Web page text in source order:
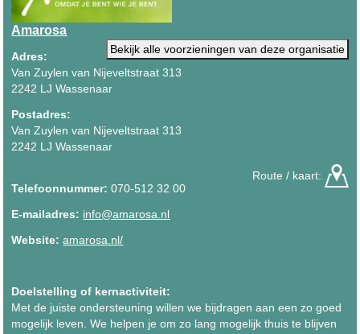
Amarosa
Bekijk alle voorzieningen van deze organisatie
Adres:
Van Zuylen van Nijeveltstraat 313
2242 LJ Wassenaar
Postadres:
Van Zuylen van Nijeveltstraat 313
2242 LJ Wassenaar
Route / kaart:
Telefoonnummer: 070-512 32 00
E-mailadres: info@amarosa.nl
Website: amarosa.nl/
Doelstelling of kernactiviteit:
Met de juiste ondersteuning willen we bijdragen aan een zo goed
mogelijk leven. We helpen je om zo lang mogelijk thuis te blijven